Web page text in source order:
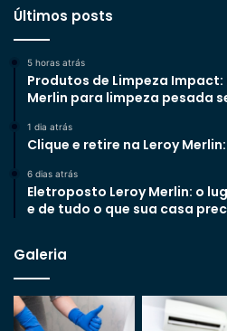
Últimos posts
5 horas atrás
Produtos de Limpeza
Merlin para limpeza pesada
1 dia atrás
Clique e retire na Leroy
6 dias atrás
Eletroposto Leroy Merlin: o
e de tudo o que sua casa
Galeria